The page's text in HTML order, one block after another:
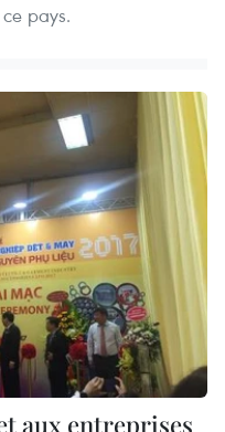
pays.
aux entreprises